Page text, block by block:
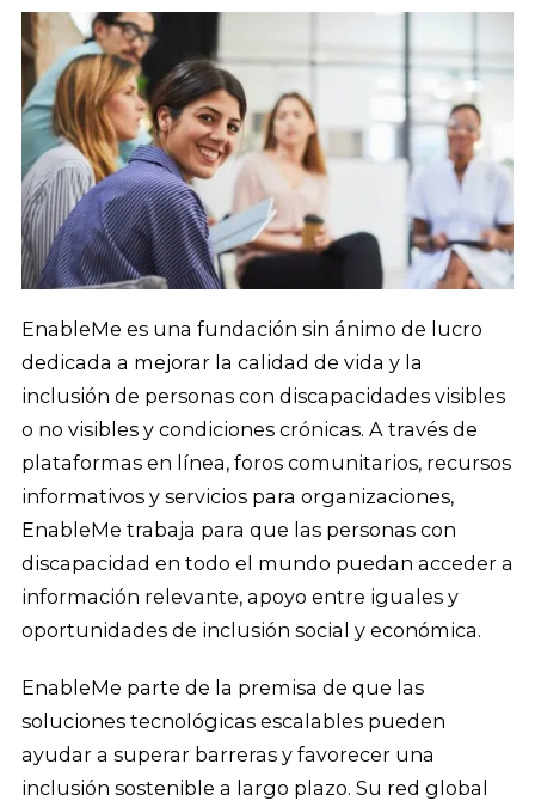
EnableMe es una fundación sin ánimo de lucro
dedicada a mejorar la calidad de vida y la
inclusión de personas con discapacidades visibles
o no visibles y condiciones crónicas. A través de
plataformas en línea, foros comunitarios, recursos
informativos y servicios para organizaciones,
EnableMe trabaja para que las personas con
discapacidad en todo el mundo puedan acceder a
información relevante, apoyo entre iguales y
oportunidades de inclusión social y económica.
EnableMe parte de la premisa de que las
soluciones tecnológicas escalables pueden
ayudar a superar barreras y favorecer una
inclusión sostenible a largo plazo. Su red global